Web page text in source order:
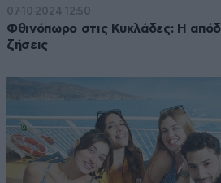
07·10·2024 12:50
Φθινόπωρο στις Κυκλάδες: Η
ζήσεις